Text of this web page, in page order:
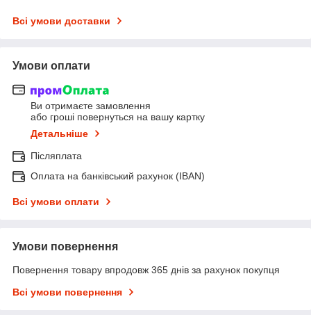
Всі умови доставки
Умови оплати
Ви отримаєте замовлення
або гроші повернуться на вашу картку
Детальніше
Післяплата
Оплата на банківський рахунок (IBAN)
Всі умови оплати
Умови повернення
Повернення товару впродовж 365 днів за рахунок покупця
Всі умови повернення